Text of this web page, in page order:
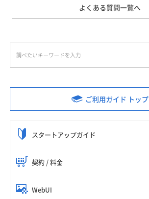
ご利用ガイド トップ
スタートアップガイド
契約 / 料金
WebUI
よくある質問一覧へ